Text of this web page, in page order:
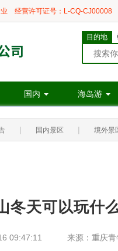
经营许可证号：L-CQ-CJ00008
目的地
国内 海岛游
| 国内景区 | 境外景
冬天可以玩什
09:47:11 来源：重庆